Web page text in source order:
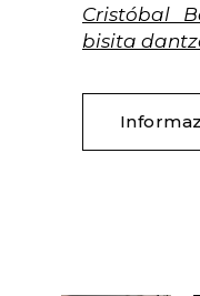
Cristóbal
bisita